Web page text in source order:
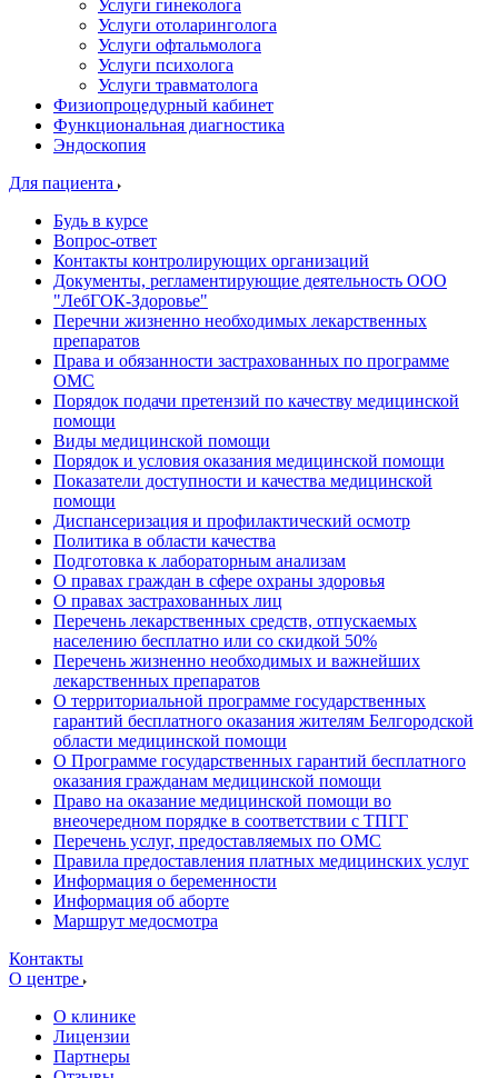
Услуги гинеколога
Услуги отоларинголога
Услуги офтальмолога
Услуги психолога
Услуги травматолога
Физиопроцедурный кабинет
Функциональная диагностика
Эндоскопия
Для пациента
Будь в курсе
Вопрос-ответ
Контакты контролирующих организаций
Документы, регламентирующие деятельность ООО
"ЛебГОК-Здоровье"
Перечни жизненно необходимых лекарственных
препаратов
Права и обязанности застрахованных по программе
ОМС
Порядок подачи претензий по качеству медицинской
помощи
Виды медицинской помощи
Порядок и условия оказания медицинской помощи
Показатели доступности и качества медицинской
помощи
Диспансеризация и профилактический осмотр
Политика в области качества
Подготовка к лабораторным анализам
О правах граждан в сфере охраны здоровья
О правах застрахованных лиц
Перечень лекарственных средств, отпускаемых
населению бесплатно или со скидкой 50%
Перечень жизненно необходимых и важнейших
лекарственных препаратов
О территориальной программе государственных
гарантий бесплатного оказания жителям Белгородской
области медицинской помощи
О Программе государственных гарантий бесплатного
оказания гражданам медицинской помощи
Право на оказание медицинской помощи во
внеочередном порядке в соответствии с ТПГГ
Перечень услуг, предоставляемых по ОМС
Правила предоставления платных медицинских услуг
Информация о беременности
Информация об аборте
Маршрут медосмотра
Контакты
О центре
О клинике
Лицензии
Партнеры